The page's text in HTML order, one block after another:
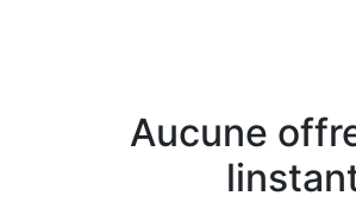
Aucune